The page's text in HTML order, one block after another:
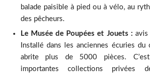
balade paisible à pied ou à vélo, au
des pêcheurs.
Le Musée de Poupées et Jouets : avis
Installé dans les anciennes écuries du
abrite plus de 5000 pièces.
importantes collections privées